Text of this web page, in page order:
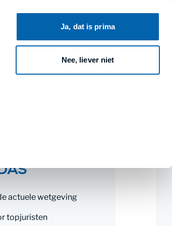
Ja, dat is prima
Nee, liever niet
van DAS Zoeken
actuele wetgeving
topjuristen